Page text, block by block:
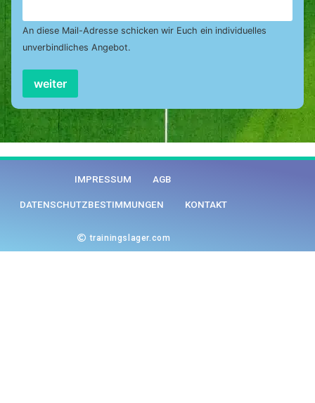
An diese Mail-Adresse schicken wir Euch ein individuelles
unverbindliches Angebot.
weiter
IMPRESSUM AGB
DATENSCHUTZBESTIMMUNGEN KONTAKT
trainingslager.com